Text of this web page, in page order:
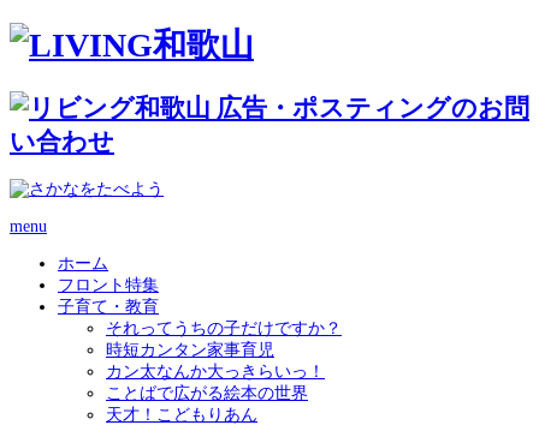
menu
ホーム
フロント特集
子育て・教育
それってうちの子だけですか？
時短カンタン家事育児
カン太なんか大っきらいっ！
ことばで広がる絵本の世界
天才！こどもりあん